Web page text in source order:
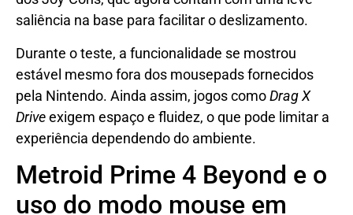
saliência na base para facilitar o deslizamento.
Durante o teste, a funcionalidade se mostrou
estável mesmo fora dos mousepads fornecidos
pela Nintendo. Ainda assim, jogos comoDrag X
Driveexigem espaço e fluidez, o que pode limitar a
experiência dependendo do ambiente.
Metroid Prime 4 Beyond e o
uso do modo mouse em